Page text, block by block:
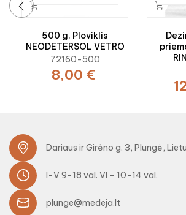

500 g. Ploviklis
NEODETERSOL VETRO
72160-500
8,00 €

Dariaus ir Girėno g. 3, Plungė,
I-V 9-18 val. VI - 10-14 val.
plunge@medeja.lt